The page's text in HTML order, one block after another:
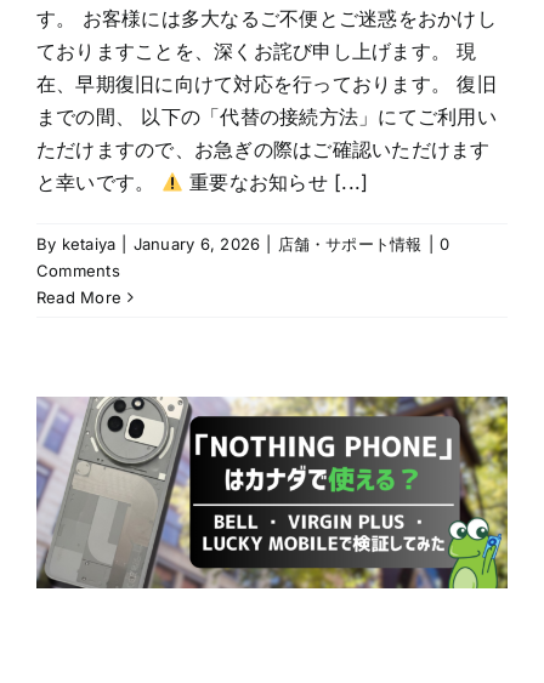
す。 お客様には多大なるご不便とご迷惑をおかけし
ておりますことを、深くお詫び申し上げます。 現
在、早期復旧に向けて対応を行っております。 復旧
までの間、 以下の「代替の接続方法」にてご利用い
ただけますので、お急ぎの際はご確認いただけます
と幸いです。
重要なお知らせ [...]
By ketaiya January 6, 2026 店舗・サポート情報
0
Comments
Read More